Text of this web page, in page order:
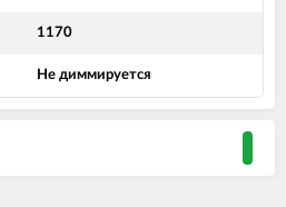
1170
Не диммируется